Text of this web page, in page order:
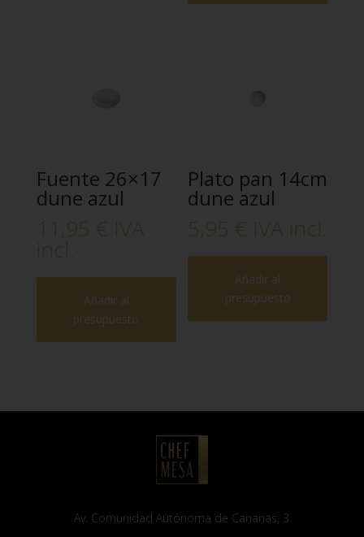
Fuente 26×17
dune azul
11,95 € IVA
incl.
Añadir al
presupuesto
Plato pan 14cm
dune azul
5,95 € IVA incl.
Añadir al
presupuesto
Av. Comunidad Autónoma de Canarias, 3